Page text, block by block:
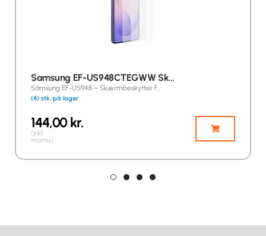
Samsung EF-US948CTEGWW Sk…
Samsung EF-US948 – Skærmbeskytter f…
(4) stk. på lager
144,00kr.
(inkl.
moms)